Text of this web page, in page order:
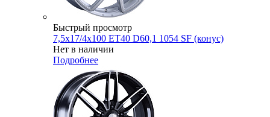
Быстрый просмотр
7,5x17/4x100 ET40 D60,1 1054 SF (конус)
Нет в наличии
Подробнее